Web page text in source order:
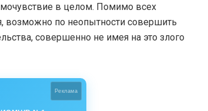
в целом. Помимо всех
возможно по неопытности совершить
совершенно не имея на это злого
Реклама